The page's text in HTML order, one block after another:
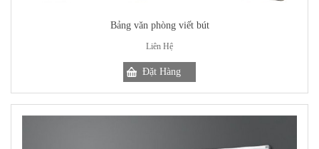
Bảng văn phòng viết bút
Liên Hệ